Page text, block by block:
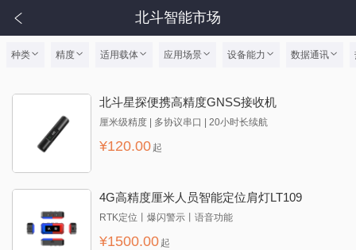
北斗智能市场
种类 精度 适用载体 应用场景 设备能力 数据通讯
北斗星探便携高精度GNSS接收机
厘米级精度 | 多协议串口 | 20小时长续航
¥120.00 起
4G高精度厘米人员智能定位肩灯LT109
RTK定位丨爆闪警示丨语音功能
¥1500.00 起